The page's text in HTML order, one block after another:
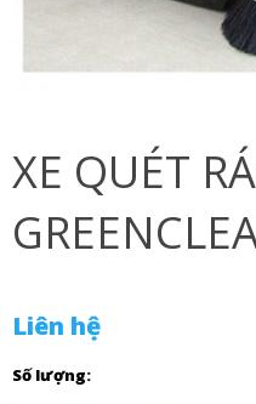
XE QUÉT
Liên hệ
Số lượng: